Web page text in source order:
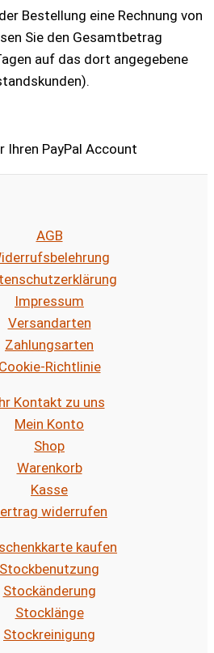
Bestellung eine Rechnung von
Sie den Gesamtbetrag
auf das dort angegebene
Ihren PayPal Account
AGB
Impressum
Versandarten
Zahlungsarten
Cookie-Richtlinie
Kontakt zu uns
Mein Konto
Shop
Warenkorb
Kasse
widerrufen
kaufen
Stockbenutzung
Stockänderung
Stocklänge
Stockreinigung